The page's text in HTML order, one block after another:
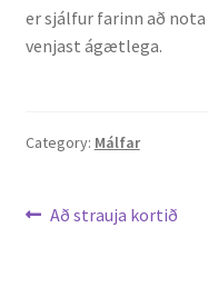
English
er sjálfur farinn að nota
venjast ágætlega.
Category: Málfar
Leiðarkerfi
Previous
Að strauja kortið